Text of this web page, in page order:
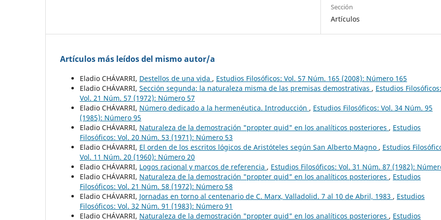
Sección
Artículos
Artículos más leídos del mismo autor/a
Eladio CHÁVARRI, Destellos de una vida , Estudios Filosóficos: Vol. 57 Núm. 165 (2008): Número 165
Eladio CHÁVARRI, Sección segunda: la naturaleza misma de las premisas demostrativas , Estudios Filosóficos:
Vol. 21 Núm. 57 (1972): Número 57
Eladio CHÁVARRI, Número dedicado a la hermenéutica. Introducción , Estudios Filosóficos: Vol. 34 Núm. 95
(1985): Número 95
Eladio CHÁVARRI, Naturaleza de la demostración "propter quid" en los analíticos posteriores , Estudios
Filosóficos: Vol. 20 Núm. 53 (1971): Número 53
Eladio CHÁVARRI, El orden de los escritos lógicos de Aristóteles según San Alberto Magno , Estudios
Vol. 11 Núm. 20 (1960): Número 20
Eladio CHÁVARRI, Logos racional y marcos de referencia , Estudios Filosóficos: Vol. 31 Núm. 87 (1982):
Eladio CHÁVARRI, Naturaleza de la demostración "propter quid" en los analíticos posteriores , Estudios
Filosóficos: Vol. 21 Núm. 58 (1972): Número 58
Eladio CHÁVARRI, Jornadas en torno al centenario de C. Marx, Valladolid. 7 al 10 de Abril, 1983 , Estudios
Filosóficos: Vol. 32 Núm. 91 (1983): Número 91
Eladio CHÁVARRI, Naturaleza de la demostración "propter quid" en los analíticos posteriores , Estudios